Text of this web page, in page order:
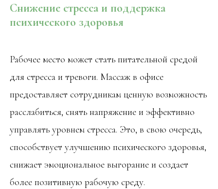
Снижение стресса и поддержка
психического здоровья
Рабочее место может стать питательной средой
для стресса и тревоги. Массаж в офисе
предоставляет сотрудникам ценную возможность
расслабиться, снять напряжение и эффективно
управлять уровнем стресса. Это, в свою очередь,
способствует улучшению психического здоровья,
снижает эмоциональное выгорание и создает
более позитивную рабочую среду.